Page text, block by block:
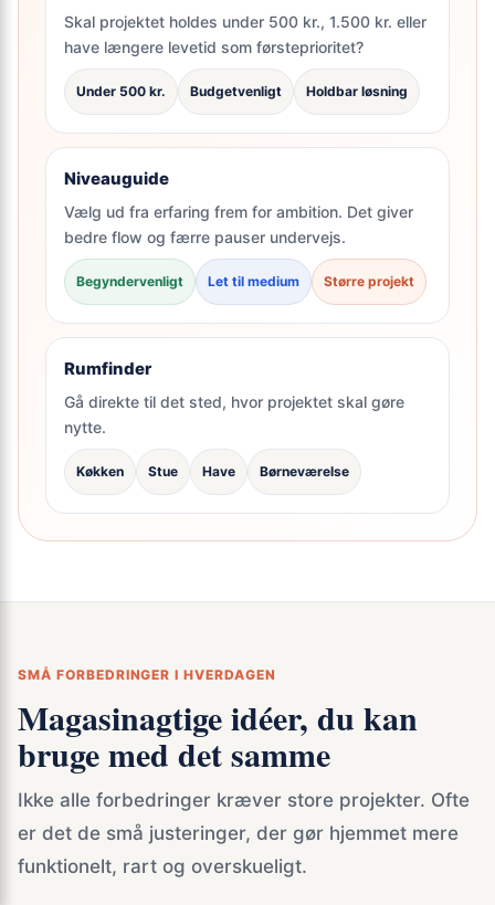
Skal projektet holdes under 500 kr., 1.500 kr. eller
have længere levetid som førsteprioritet?
Under 500 kr. Budgetvenligt Holdbar løsning
Niveauguide
Vælg ud fra erfaring frem for ambition. Det giver
bedre flow og færre pauser undervejs.
Begyndervenligt Let til medium Større projekt
Rumfinder
Gå direkte til det sted, hvor projektet skal gøre
nytte.
Køkken Stue Have Børneværelse
SMÅ FORBEDRINGER I HVERDAGEN
Magasinagtige idéer, du kan
bruge med det samme
Ikke alle forbedringer kræver store projekter. Ofte
er det de små justeringer, der gør hjemmet mere
funktionelt, rart og overskueligt.